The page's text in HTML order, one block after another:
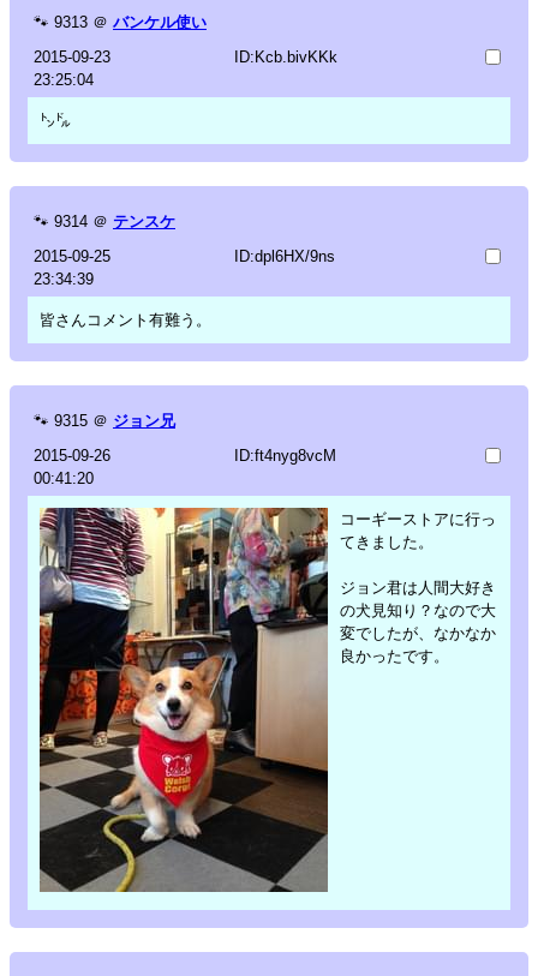
🐾 9313 ＠ バンケル使い
2015-09-23
23:25:04
ID:Kcb.bivKKk
㌧㌦
🐾 9314 ＠ テンスケ
2015-09-25
23:34:39
ID:dpl6HX/9ns
皆さんコメント有難う。
🐾 9315 ＠ ジョン兄
2015-09-26
00:41:20
ID:ft4nyg8vcM
コーギーストアに行っ
てきました。
ジョン君は人間大好き
の犬見知り？なので大
変でしたが、なかなか
良かったです。